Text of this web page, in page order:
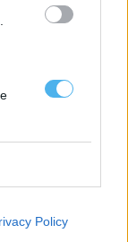
Policy
corais da
de